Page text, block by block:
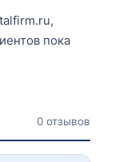
пока
0 отзывов